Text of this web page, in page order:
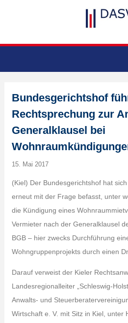
Bundesgerichtshof
Rechtsprechung zur
Generalklausel bei
15. Mai 2017
(Kiel) Der Bundesgerichtshof hat
erneut mit der Frage befasst, unter
die Kündigung eines
Vermieter nach der Generalklausel
BGB – hier zwecks Durchführung
Wohngruppenprojekts durch einen
Darauf verweist der Kieler
Landesregionalleiter „Schleswig-
Anwalts- und
Wirtschaft e. V. mit Sitz in Kiel, unter